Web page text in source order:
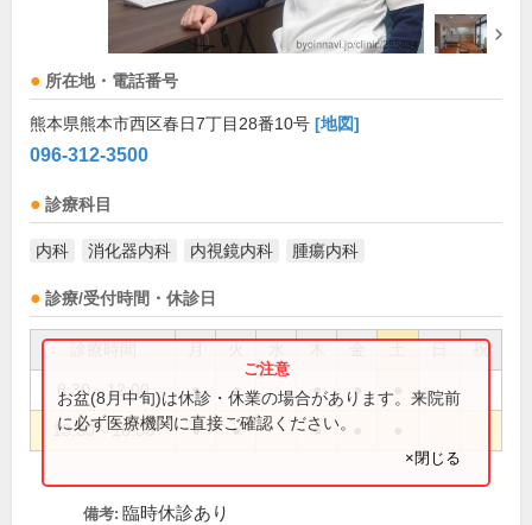
所在地・電話番号
熊本県熊本市西区春日7丁目28番10号 [地図]
096-312-3500
診療科目
内科 消化器内科 内視鏡内科 腫瘍内科
診療/受付時間・休診日
祝
8:30～12:00 ● ● ● ●
13:30～18:00 ● ● ●
お盆(8月中旬)は休診・休業の場合があります。来院前
に必ず医療機関に直接ご確認ください。
×閉じる
備考: 臨時休診あり